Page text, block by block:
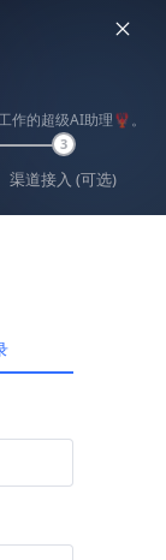
登录
作的超级AI助理🦞。
3
渠道接入 (可选)